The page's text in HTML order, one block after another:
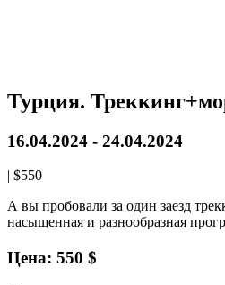
Турция.
16.04.2024 - 24.04.2024
| $550
А вы пробовали за один заезд
насыщенная и разнообразная
Цена: 550 $